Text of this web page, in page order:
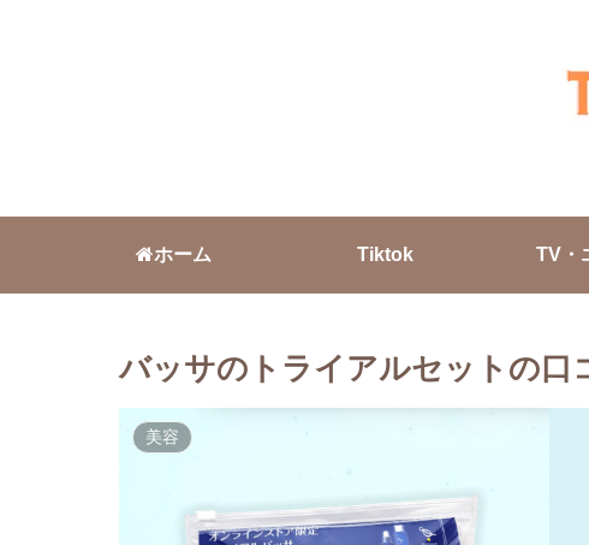
ホーム Tiktok TV・
バッサのトライアルセットの口
美容